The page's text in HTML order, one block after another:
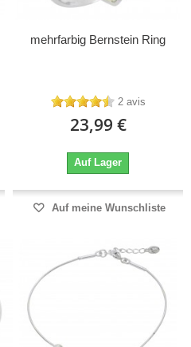
mehrfarbig Bernstein Ring
2 avis
23,99 €
Auf Lager
Auf meine Wunschliste